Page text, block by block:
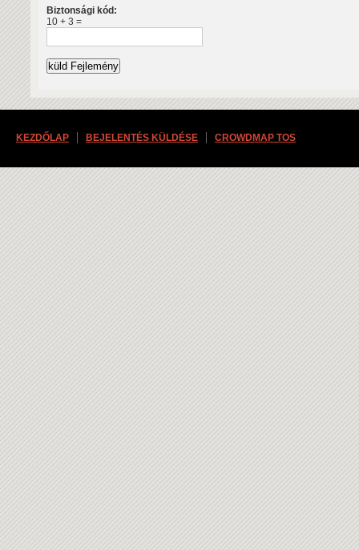
Biztonsági kód:
10 + 3 =
KEZDŐLAP BEJELENTÉS KÜLDÉSE CROWDMAP TOS